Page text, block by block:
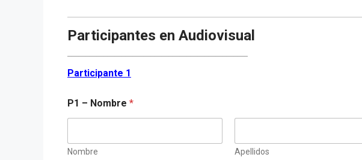
Participantes en Audiovisual
Participante 1
P1 – Nombre *
Nombre Apellidos